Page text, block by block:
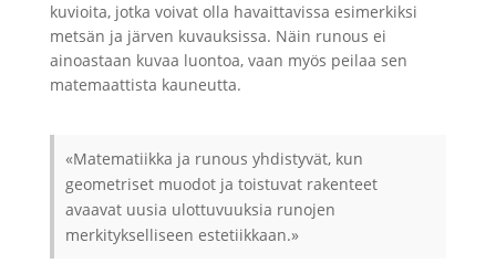
kuvioita, jotka voivat olla havaittavissa esimerkiksi
metsän ja järven kuvauksissa. Näin runous ei
ainoastaan kuvaa luontoa, vaan myös peilaa sen
matemaattista kauneutta.
«Matematiikka ja runous yhdistyvät, kun
geometriset muodot ja toistuvat rakenteet
avaavat uusia ulottuvuuksia runojen
merkitykselliseen estetiikkaan.»